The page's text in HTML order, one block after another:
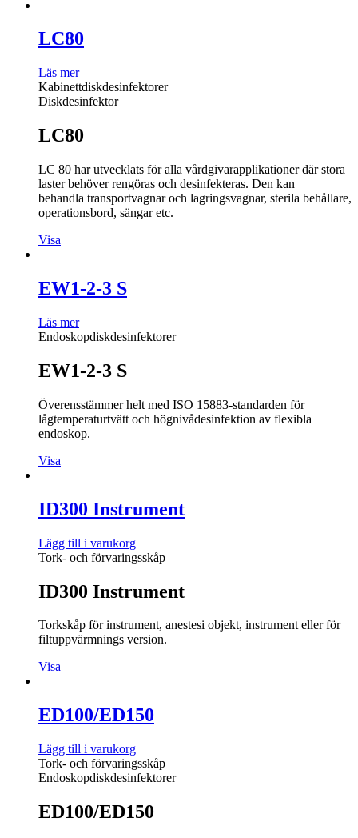
LC80
Läs mer
Kabinettdiskdesinfektorer
Diskdesinfektor
LC80
LC 80 har utvecklats för alla vårdgivarapplikationer där stora
laster behöver rengöras och desinfekteras. Den kan
behandla transportvagnar och lagringsvagnar, sterila behållare,
operationsbord, sängar etc.
Visa
EW1-2-3 S
Läs mer
Endoskopdiskdesinfektorer
EW1-2-3 S
Överensstämmer helt med ISO 15883-standarden för
lågtemperaturtvätt och högnivådesinfektion av flexibla
endoskop.
Visa
ID300 Instrument
Lägg till i varukorg
Tork- och förvaringsskåp
ID300 Instrument
Torkskåp för instrument, anestesi objekt, instrument eller för
filtuppvärmnings version.
Visa
ED100/ED150
Lägg till i varukorg
Tork- och förvaringsskåp
Endoskopdiskdesinfektorer
ED100/ED150